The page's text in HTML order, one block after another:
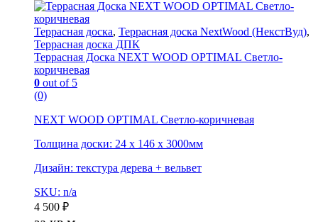
Террасная доска, Террасная доска NextWood (НекстВуд),
Террасная доска ДПК
Террасная Доска NEXT WOOD OPTIMAL Светло-
коричневая
0 out of 5
(0)
NEXT WOOD OPTIMAL Светло-коричневая
Толщина доски: 24 х 146 х 3000мм
Дизайн: текстура дерева + вельвет
SKU: n/a
4 500 ₽